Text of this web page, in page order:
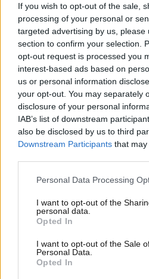
If you wish to opt-out of the sale,
processing of your personal or
targeted advertising by us, please
section to confirm your selection.
opt-out request is processed you
interest-based ads based on
us or personal information
your opt-out. You may separately
disclosure of your personal
IAB’s list of downstream
also be disclosed by us to third
Downstream Participants that
Personal Data Processing
I want to opt-out of the
personal data.
Opted In
I want to opt-out of the Sale
Personal Data.
Opted In
utilizzo massiccio di fibra di
peso. Questo concept,
ha innescato un acceso
appassionati e gli addetti
possibile futuro del
legato a vetture sportive
prestazionali.
Il CEO Nick Collins ha
della compagnia: “Fare
sempre fatto, ma meglio e su
Questa dichiarazione
prima volta veicoli a ruote
esigenze di un mercato
I Super SUV, infatti,
con margini di vendita e
rispetto alle supercar,
di sostenere investimenti